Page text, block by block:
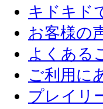
キドキド
お客様の
よくある
ご利用に
プレイリ